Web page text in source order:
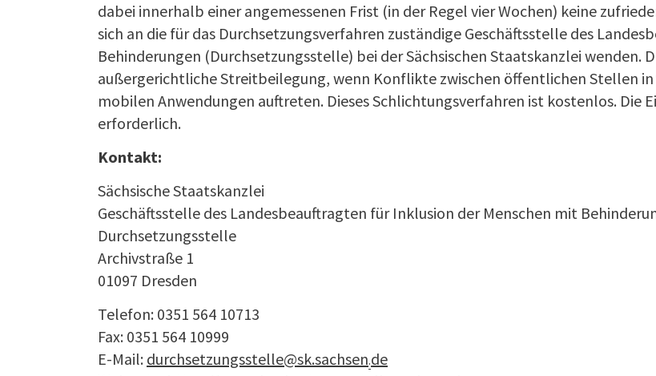
dabei innerhalb einer angemessenen Frist (in der Regel vier Wochen) keine
sich an die für das Durchsetzungsverfahren zuständige Geschäftsstelle des
Behinderungen (Durchsetzungsstelle) bei der Sächsischen Staatskanzlei
außergerichtliche Streitbeilegung, wenn Konflikte zwischen öffentlichen Stellen in
mobilen Anwendungen auftreten. Dieses Schlichtungsverfahren ist kostenlos. Die
erforderlich.
Kontakt:
Sächsische Staatskanzlei
Geschäftsstelle des Landesbeauftragten für Inklusion der Menschen mit
Durchsetzungsstelle
Archivstraße 1
01097 Dresden
Telefon: 0351 564 10713
Fax: 0351 564 10999
E-Mail: durchsetzungsstelle@sk.sachsen·de